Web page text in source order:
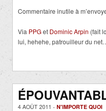
Commentaire inutile à
Via PPGet Dominic Arpin (fait
lui, hehehe, patrouilleur du
4 AOÛT 2011 - N'IMPORTE QUOI